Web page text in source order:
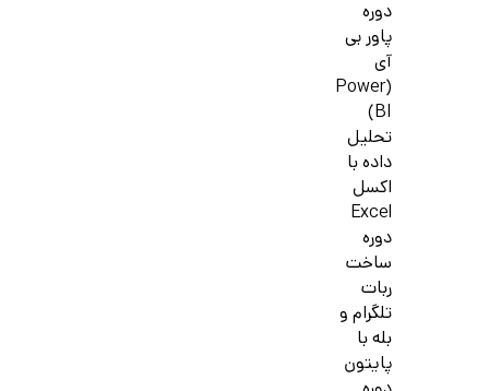
دوره
پاور بی
آی
(Power
BI)
تحلیل
داده با
اکسل
Excel
دوره
ساخت
ربات
تلگرام و
بله با
پایتون